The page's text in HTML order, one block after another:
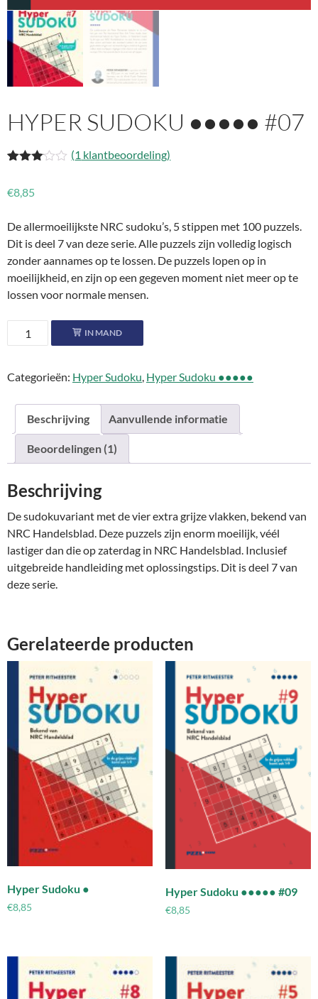
HYPER SUDOKU ●●●●● #07
3.00
eerd op
klant
waarder
ing
(1 klantbeoordeling)
€8,85
De allermoeilijkste NRC sudoku’s, 5 stippen met 100 puzzels.
Dit is deel 7 van deze serie. Alle puzzels zijn volledig logisch
zonder aannames op te lossen. De puzzels lopen op in
moeilijkheid, en zijn op een gegeven moment niet meer op te
lossen voor normale mensen.
Hyper
Sudoku
#07
IN MAND
Categorieën: Hyper Sudoku, Hyper Sudoku ●●●●●
Beschrijving Aanvullende informatie
Beoordelingen (1)
Beschrijving
De sudokuvariant met de vier extra grijze vlakken, bekend van
NRC Handelsblad. Deze puzzels zijn enorm moeilijk, véél
lastiger dan die op zaterdag in NRC Handelsblad. Inclusief
uitgebreide handleiding met oplossingstips. Dit is deel 7 van
deze serie.
Gerelateerde producten
Hyper Sudoku ●
€8,85
Hyper Sudoku ●●●●● #09
€8,85